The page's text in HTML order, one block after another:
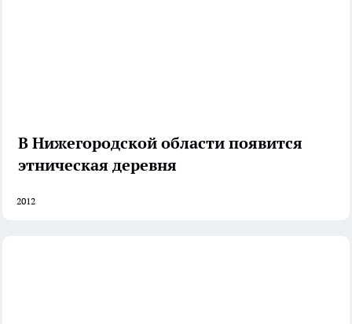
В Нижегородской области появится
этническая деревня
2012